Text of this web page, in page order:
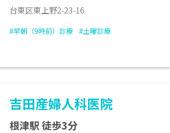
台東区東上野2-23-16
#早朝（9時前）診療 #土曜診療
吉田産婦人科医院
根津駅 徒歩3分